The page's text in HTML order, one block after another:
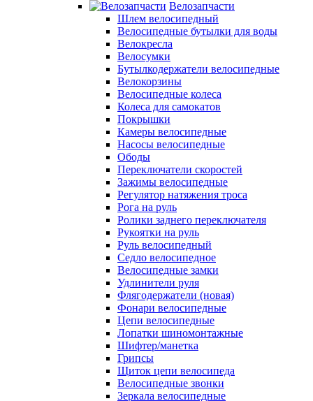
Велозапчасти
Шлем велосипедный
Велосипедные бутылки для воды
Велокресла
Велосумки
Бутылкодержатели велосипедные
Велокорзины
Велосипедные колеса
Колеса для самокатов
Покрышки
Камеры велосипедные
Насосы велосипедные
Ободы
Переключатели скоростей
Зажимы велосипедные
Регулятор натяжения троса
Рога на руль
Ролики заднего переключателя
Рукоятки на руль
Руль велосипедный
Седло велосипедное
Велосипедные замки
Удлинители руля
Флягодержатели (новая)
Фонари велосипедные
Цепи велосипедные
Лопатки шиномонтажные
Шифтер/манетка
Грипсы
Щиток цепи велосипеда
Велосипедные звонки
Зеркала велосипедные